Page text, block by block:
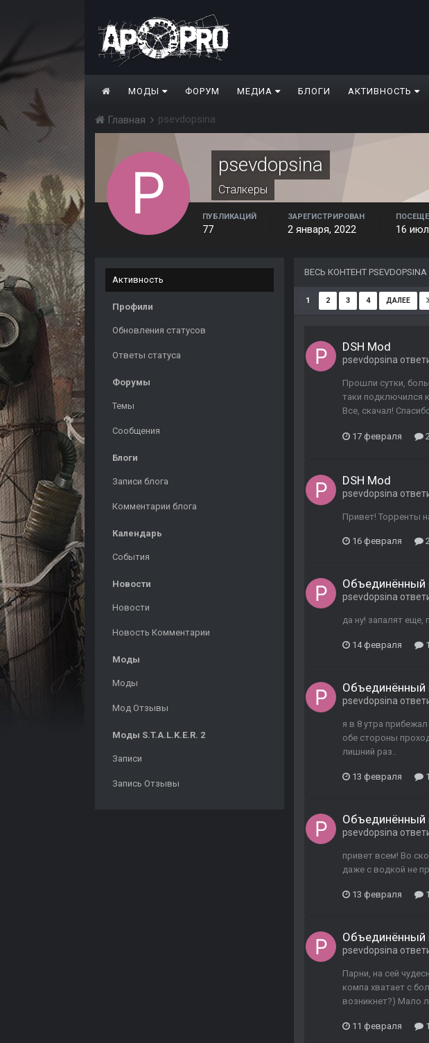
МОДЫ ФОРУМ МЕДИА БЛОГИ АКТИВНОСТЬ
Главная psevdopsina
psevdopsina
Сталкеры
ПУБЛИКАЦИЙ
77
ЗАРЕГИСТРИРОВАН
2 января, 2022 16
Активность
Профили
Обновления статусов
Ответы статуса
Форумы
Темы
Сообщения
Блоги
Записи блога
Комментарии блога
Календарь
События
Новости
Новости
Новость Комментарии
Моды
Моды
Мод Отзывы
Моды S.T.A.L.K.E.R. 2
Записи
Запись Отзывы
ВЕСЬ КОНТЕНТ PSEVDOPSINA
1 2 3 4 ДАЛЕЕ
DSH Mod
psevdopsina
Прошли сутки,
таки подключился
Все, скачал!
17 февраля
DSH Mod
psevdopsina
Привет! Торренты
16 февраля
Объединённый
psevdopsina
да ну! запалят еще,
14 февраля
Объединённый
psevdopsina
я в 8 утра
обе стороны
лишний раз..
13 февраля
Объединённый
psevdopsina
привет всем! Во
даже с водкой не
13 февраля
Объединённый
psevdopsina
Парни, на сей
компа хватает с
возникнет?) Мало
11 февраля